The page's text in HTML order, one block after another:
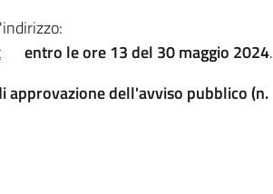
entro le ore 13 del 30 maggio 2024.
approvazione dell'avviso pubblico (n.